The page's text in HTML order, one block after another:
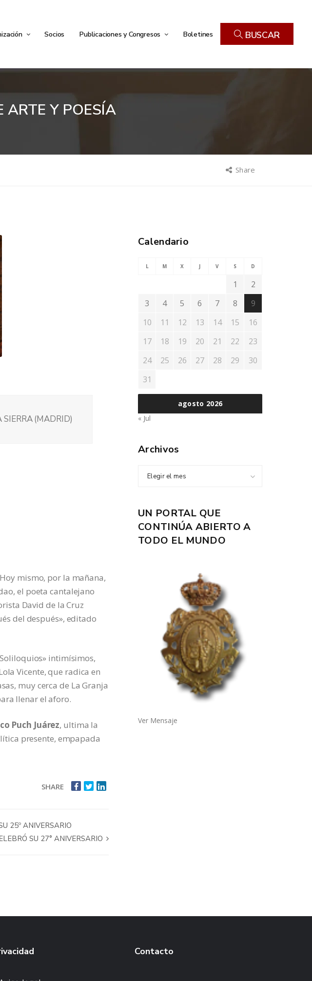
Socios Publicaciones y Congresos Boletines BUSCAR
ARTE Y POESÍA
Share
SIERRA (MADRID)
mismo, por la mañana,
el poeta cantalejano
David de la Cruz
del después», editado
intimísimos,
Vicente, que radica en
muy cerca de La Granja
llenar el aforo.
Puch Juárez, ultima la
presente, empapada
SHARE
25º ANIVERSARIO
SU 27° ANIVERSARIO
Calendario
agosto 2026
L M X J V S D
1
2
3
4 5 6 7 8
9
10
11 12 13 14 15
16
17
18 19 20 21 22
23
24
25 26 27 28 29
30
31
« Jul
Archivos
Elegir el mes
UN PORTAL QUE
CONTINÚA ABIERTO A
TODO EL MUNDO
Ver Mensaje
Contacto